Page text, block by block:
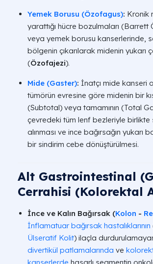
Yemek Borusu (Özofagus): Kronik
yarattığı hücre bozulmaları
veya yemek borusu kanserlerinde,
bölgenin çıkarılarak midenin yukarı
(Özofajezi).
Mide (Gaster): İnatçı mide kanseri
tümörün evresine göre midenin bir
(Subtotal) veya tamamının (Total
çevredeki tüm lenf bezleriyle birlikte
alınması ve ince bağırsağın yukarı
bir sindirim cebe dönüştürülmesi.
Alt Gastrointestinal
Cerrahisi (Kolorektal
İnce ve Kalın Bağırsak (Kolon -
İnflamatuar bağırsak hastalıklarının
Ülseratif Kolit) ilaçla
divertikül patlamalarında ve